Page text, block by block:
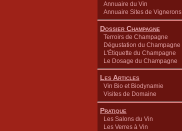
Annuaire du Vin
Annuaire Sites de Vignerons
Dossier Champagne
Terroirs de Champagne
Dégustation du Champagne
L'Étiquette du Champagne
Le Dosage du Champagne
Les Articles
Vin Bio et Biodynamie
Visites de Domaine
Pratique
Les Salons du Vin
Les Verres à Vin